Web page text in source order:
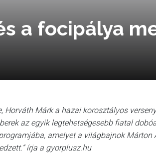
a focipálya
Horváth Márk a hazai korosztályos
az egyik legtehetségesebb fiatal
amelyet a világbajnok Márton
írja a gyorplusz.hu